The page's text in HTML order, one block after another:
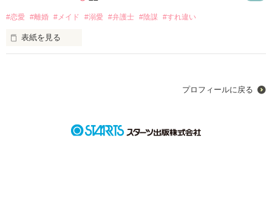
海に漂流していたところを『戦艦島  那由多ーナユター』の提
（超ビッチ）と瓜二つであるらしい！？
#恋愛 #離婚 #メイド #溺愛 #弁護士 #陰謀 #すれ違い
表紙を見る
もともと、愛情のなかったメリーは二つ返事でそれを承諾し、
プロフィールに戻る